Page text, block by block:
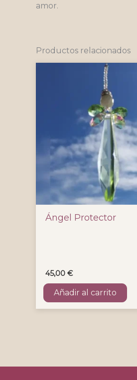
amor.
Productos relacionados
Ángel Protector
45,00€
Añadir al carrito